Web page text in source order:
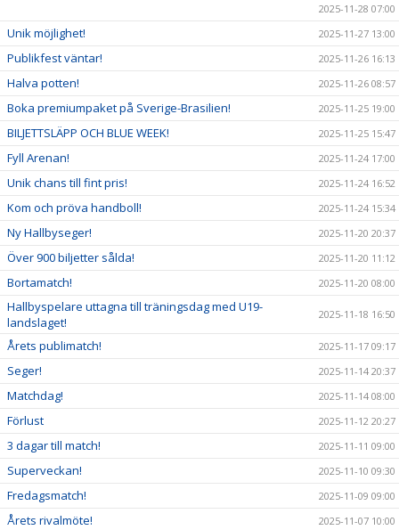
2025-11-28 07:00
Unik möjlighet! 2025-11-27 13:00
Publikfest väntar! 2025-11-26 16:13
Halva potten! 2025-11-26 08:57
Boka premiumpaket på Sverige-Brasilien! 2025-11-25 19:00
BILJETTSLÄPP OCH BLUE WEEK! 2025-11-25 15:47
Fyll Arenan! 2025-11-24 17:00
Unik chans till fint pris! 2025-11-24 16:52
Kom och pröva handboll! 2025-11-24 15:34
Ny Hallbyseger! 2025-11-20 20:37
Över 900 biljetter sålda! 2025-11-20 11:12
Bortamatch! 2025-11-20 08:00
Hallbyspelare uttagna till träningsdag med U19-
landslaget!
2025-11-18 16:50
Årets publimatch! 2025-11-17 09:17
Seger! 2025-11-14 20:37
Matchdag! 2025-11-14 08:00
Förlust 2025-11-12 20:27
3 dagar till match! 2025-11-11 09:00
Superveckan! 2025-11-10 09:30
Fredagsmatch! 2025-11-09 09:00
Årets rivalmöte! 2025-11-07 10:00